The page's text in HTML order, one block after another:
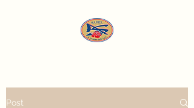
Post